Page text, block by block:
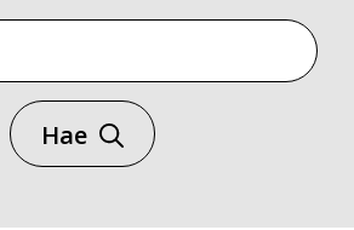
Hae sivustolta
Hae